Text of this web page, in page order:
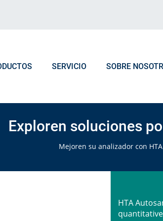
Selecciona los productos según
Marca de Analizador
SERVICIO
Preguntas frecuentes Pedidos &
SOBRE
Eventos
Exploren soluciones
Mejoren su analizador con HTA
HTA